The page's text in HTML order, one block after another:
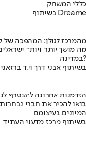
כללי המשחק
בשיתוף Dreame
מהמרכז לגולן: המהפכה של
מה מושך יותר ויותר
במדינה?
בשיתוף אבני דרך וי.ד ברזאני
הזדמנות אחרונה להצטרף
בואו להכיר את חברי
המיונים בעיצומם
בשיתוף מרכז מדעני העתיד